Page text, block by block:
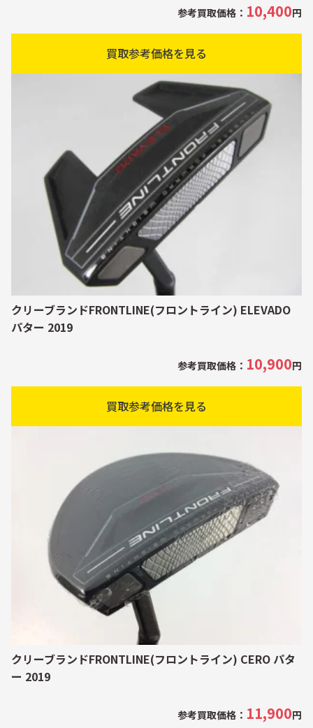
参考買取価格： 10,400円
買取参考価格を見る
クリーブランドFRONTLINE(フロントライン) ELEVADO
パター 2019
参考買取価格： 10,900円
買取参考価格を見る
クリーブランドFRONTLINE(フロントライン) CERO パタ
ー 2019
参考買取価格： 11,900円